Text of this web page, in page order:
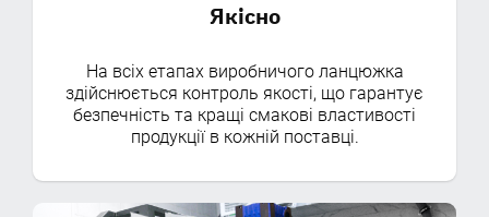
Якісно
На всіх етапах виробничого ланцюжка
здійснюється контроль якості, що гарантує
безпечність та кращі смакові властивості
продукції в кожній поставці.